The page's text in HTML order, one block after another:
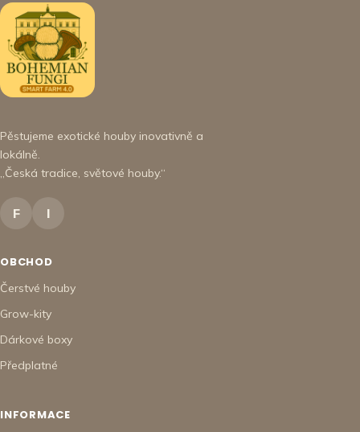
Pěstujeme exotické houby inovativně a
lokálně.
„Česká tradice, světové houby.“
F I
OBCHOD
Čerstvé houby
Grow-kity
Dárkové boxy
Předplatné
INFORMACE